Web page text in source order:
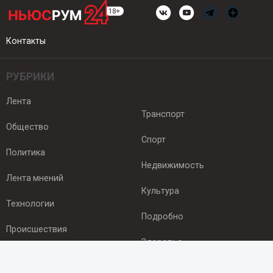
Контакты
РУБРИКИ
Лента
Общество
Политика
Лента мнений
Технологии
Происшествия
Транспорт
Спорт
Недвижимость
Культура
Подробно
Здоровье